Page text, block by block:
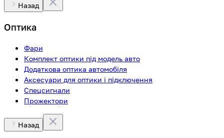
Назад
Оптика
Фари
Комплект оптики під модель авто
Додаткова оптика автомобіля
Аксесуари для оптики і підключення
Спецсигнали
Прожектори
Назад